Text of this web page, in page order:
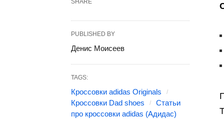
SHARE
PUBLISHED BY
Денис Моисеев
TAGS:
Кроссовки adidas Originals
Кроссовки Dad shoes
Статьи
про кроссовки adidas (Адидас)